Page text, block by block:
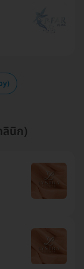
ลินิก)